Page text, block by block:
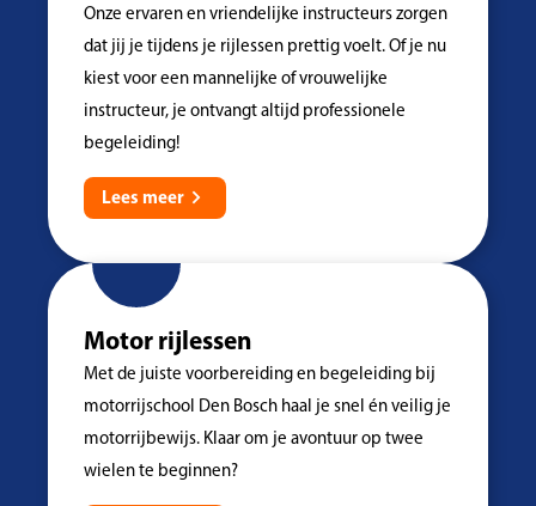
Onze ervaren en vriendelijke instructeurs zorgen
dat jij je tijdens je rijlessen prettig voelt. Of je nu
kiest voor een mannelijke of vrouwelijke
instructeur, je ontvangt altijd professionele
begeleiding!
Lees meer
Motor rijlessen
Met de juiste voorbereiding en begeleiding bij
motorrijschool Den Bosch haal je snel én veilig je
motorrijbewijs. Klaar om je avontuur op twee
wielen te beginnen?